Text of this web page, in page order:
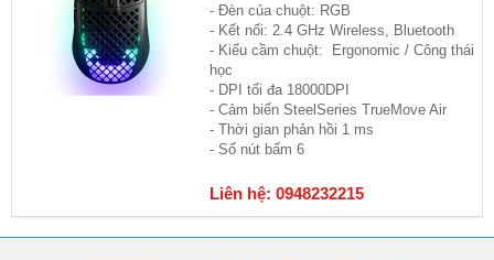
- Đèn của chuột: RGB
- Kết nối: 2.4 GHz Wireless, Bluetooth
- Kiểu cầm chuột: Ergonomic / Công thái
học
- DPI tối đa 18000DPI
- Cảm biến SteelSeries TrueMove Air
- Thời gian phản hồi 1 ms
- Số nút bấm 6
Liên hệ: 0948232215